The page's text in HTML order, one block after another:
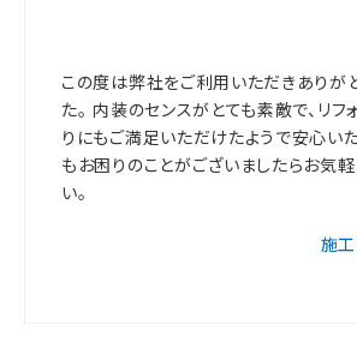
この度は弊社をご利用いただきありが
た。 内装のセンスがとても素敵で、リ
りにもご満足いただけたようで安心い
もお困りのことがございましたらお気
い。
施